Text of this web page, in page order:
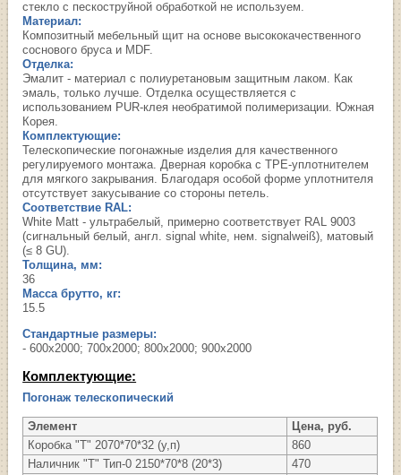
стекло с пескоструйной обработкой не используем.
Материал:
Композитный мебельный щит на основе высококачественного
соснового бруса и MDF.
Отделка:
Эмалит - материал с полиуретановым защитным лаком. Как
эмаль, только лучше. Отделка осуществляется с
использованием PUR-клея необратимой полимеризации. Южная
Корея.
Комплектующие:
Телескопические погонажные изделия для качественного
регулируемого монтажа. Дверная коробка с TPE-уплотнителем
для мягкого закрывания. Благодаря особой форме уплотнителя
отсутствует закусывание со стороны петель.
Соответствие RAL:
White Matt - ультрабелый, примерно соответствует RAL 9003
(cигнальный белый, англ. signal white, нем. signalweiß), матовый
(≤ 8 GU).
Толщина, мм:
36
Масса брутто, кг:
15.5
Стандартные размеры:
- 600х2000; 700х2000; 800х2000; 900х2000
Комплектующие:
Погонаж телескопический
Элемент
Цена, руб.
Коробка "Т" 2070*70*32 (у,п)
860
Наличник "Т" Тип-0 2150*70*8 (20*3)
470